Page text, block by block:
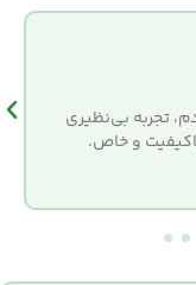
تجربه بی‌نظیری
و خاص.